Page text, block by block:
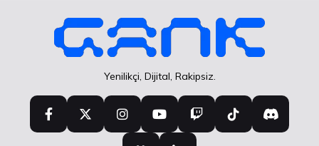
Yenilikçi, Dijital, Rakipsiz.